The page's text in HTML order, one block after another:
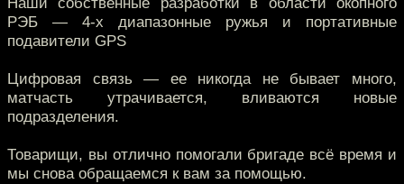
РЭБ — 4-х диапазонные ружья и портативные
подавители GPS
Цифровая связь — ее никогда не бывает много,
матчасть утрачивается, вливаются новые
подразделения.
Товарищи, вы отлично помогали бригаде всё время и
мы снова обращаемся к вам за помощью.